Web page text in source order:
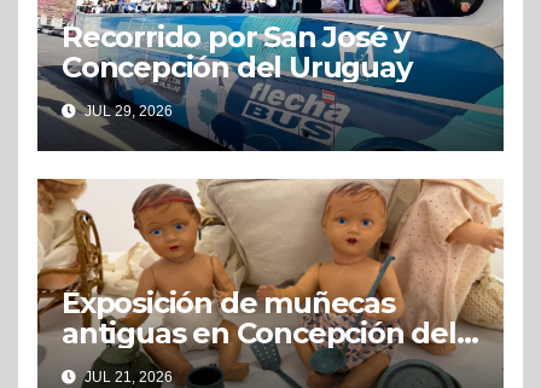
Recorrido por San José y
Concepción del Uruguay
JUL 29, 2026
Exposición de muñecas
antiguas en Concepción del
Uruguay
JUL 21, 2026